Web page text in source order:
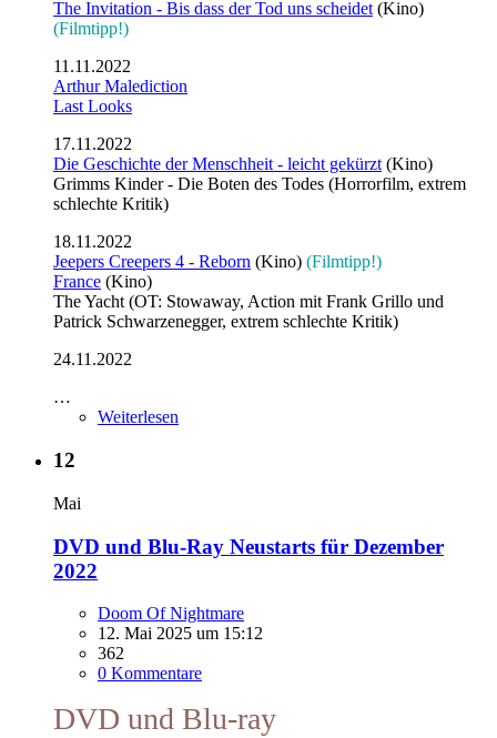
The Invitation - Bis dass der Tod uns scheidet(Kino)
(Filmtipp!)
11.11.2022
Arthur Malediction
Last Looks
17.11.2022
Die Geschichte der Menschheit - leicht gekürzt(Kino)
Grimms Kinder - Die Boten des Todes (Horrorfilm, extrem
schlechte Kritik)
18.11.2022
Jeepers Creepers 4 - Reborn (Kino) (Filmtipp!)
France (Kino)
The Yacht (OT: Stowaway, Action mit Frank Grillo und
Patrick Schwarzenegger, extrem schlechte Kritik)
24.11.2022
…
Weiterlesen
12
Mai
DVD und Blu-Ray Neustarts für Dezember
2022
Doom Of Nightmare
12. Mai 2025 um 15:12
362
0 Kommentare
DVD und Blu-ray